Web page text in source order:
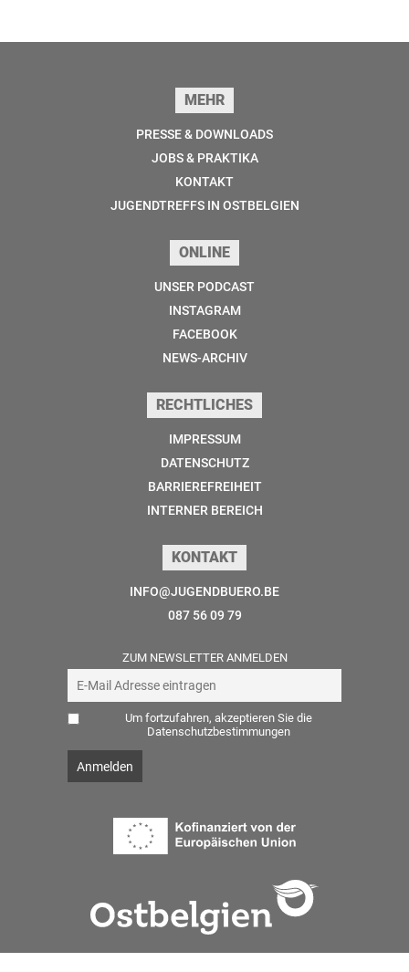
MEHR
PRESSE & DOWNLOADS
JOBS & PRAKTIKA
KONTAKT
JUGENDTREFFS IN OSTBELGIEN
ONLINE
UNSER PODCAST
INSTAGRAM
FACEBOOK
NEWS-ARCHIV
RECHTLICHES
IMPRESSUM
DATENSCHUTZ
BARRIEREFREIHEIT
INTERNER BEREICH
KONTAKT
INFO@JUGENDBUERO.BE
087 56 09 79
ZUM NEWSLETTER ANMELDEN
Um fortzufahren, akzeptieren Sie die
Datenschutzbestimmungen